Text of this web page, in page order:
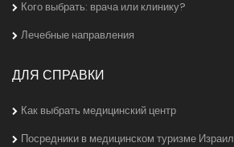
Кого выбрать: врача или клинику?
Лечебные направления
ДЛЯ СПРАВКИ
Как выбрать медицинский центр
Посредники в медицинском туризме